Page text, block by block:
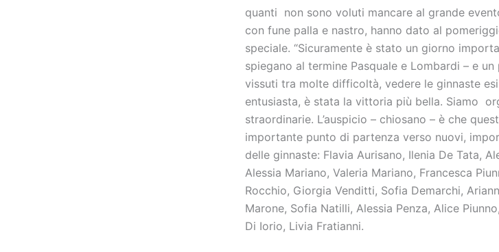
quanti non sono voluti mancare al grande
con fune palla e nastro, hanno dato al
speciale. “Sicuramente è stato un giorno
spiegano al termine Pasquale e Lombardi – e
vissuti tra molte difficoltà, vedere le ginnaste
entusiasta, è stata la vittoria più bella. Siamo
straordinarie. L’auspicio – chiosano – è che
importante punto di partenza verso nuovi,
delle ginnaste: Flavia Aurisano, Ilenia De Tata,
Alessia Mariano, Valeria Mariano, Francesca
Rocchio, Giorgia Venditti, Sofia Demarchi,
Marone, Sofia Natilli, Alessia Penza, Alice
Di Iorio, Livia Fratianni.